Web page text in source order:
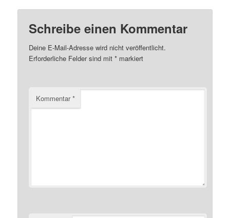
Schreibe einen Kommentar
Deine E-Mail-Adresse wird nicht veröffentlicht.
Erforderliche Felder sind mit* markiert
Kommentar*